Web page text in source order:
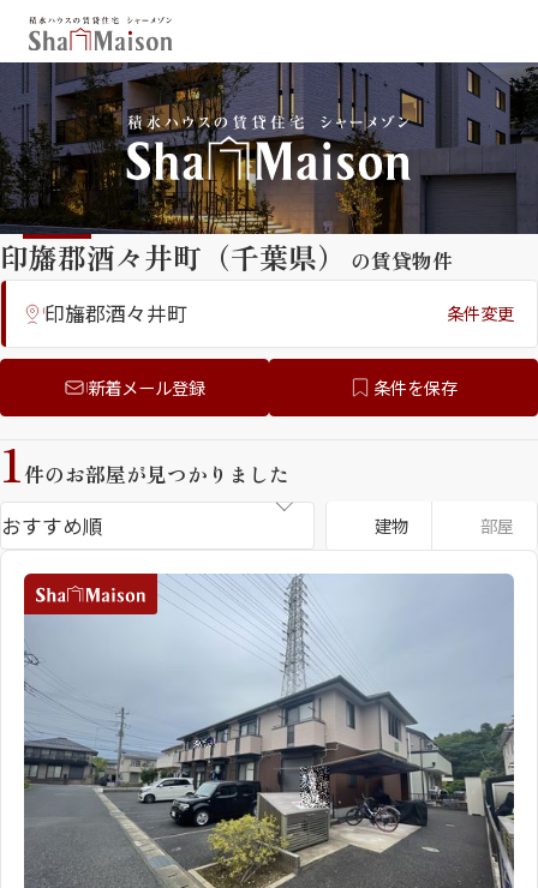
保存した条件
お気に入り
新着メール設定
最近見た物件
北海道 東北
関東
九州
市区郡・路線・駅から探す
通勤・通学時間から探す
地図から探す
人気のカテゴリから探す
シャーメゾンとは
シャーメゾンセレクショ
印旛郡酒々井町（千葉県）
の賃貸物件
印旛郡酒々井町
条件変更
新着メール登録 条件を保存
1件のお部屋が見つかりました
建物 部屋
シャーメゾンプレミア （フラッグシ
ップモデル）
住まいの価値が、多様化している今の時代。目
指したのは、本当の意味での豊かな暮らしです。
街並みに溶け込む優美な造形、誰もが心地よく
過ごせる共有空間、多様なライフスタイルに応
える居室、確かな構造と最先端のサービス。上
質を知り、理想の暮らしを追求する、アナタの
ための賃貸住宅。それが、フラッグシップモデ
ル、シャーメゾンプレミアです。